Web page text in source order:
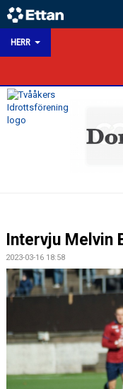
HERR
HEM
BILDGALLERI
DOKUMENT
Intervju Melvin
2023-03-16 18:58